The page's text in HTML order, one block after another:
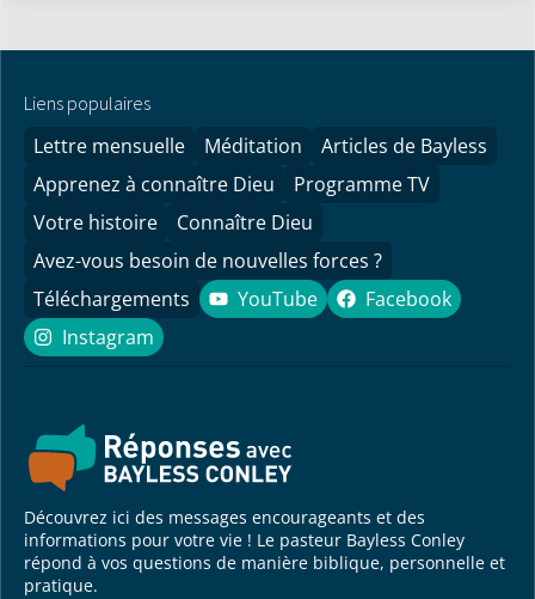
Liens populaires
Lettre mensuelle Méditation
Articles de Bayless
Apprenez à connaître Dieu
Programme TV
Votre histoire
Connaître Dieu
Avez-vous besoin de nouvelles forces ?
Téléchargements
YouTube
YouTube Facebook
Facebook
Instagram
Instagram
Découvrez ici des messages encourageants et des
informations pour votre vie ! Le pasteur Bayless Conley
répond à vos questions de manière biblique, personnelle et
pratique.